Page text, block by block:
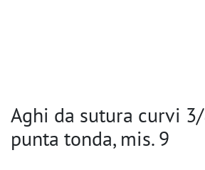
Aghi da sutura curvi
punta tonda, mis. 9